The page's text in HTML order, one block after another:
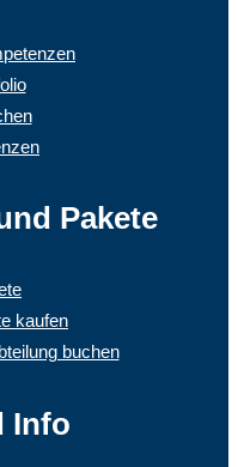
Pakete
kaufen
buchen
Info